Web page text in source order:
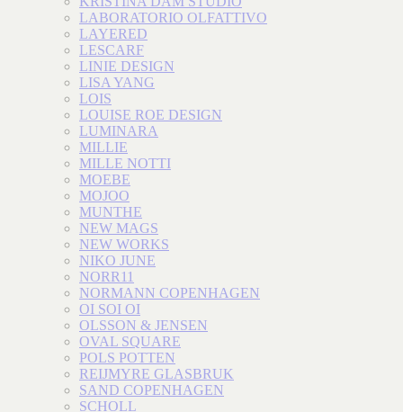
LABORATORIO OLFATTIVO
LAYERED
LESCARF
LINIE DESIGN
LISA YANG
LOIS
LOUISE ROE DESIGN
LUMINARA
MILLIE
MILLE NOTTI
MOEBE
MOJOO
MUNTHE
NEW MAGS
NEW WORKS
NIKO JUNE
NORR11
NORMANN COPENHAGEN
OI SOI OI
OLSSON & JENSEN
OVAL SQUARE
POLS POTTEN
REIJMYRE GLASBRUK
SAND COPENHAGEN
SCHOLL